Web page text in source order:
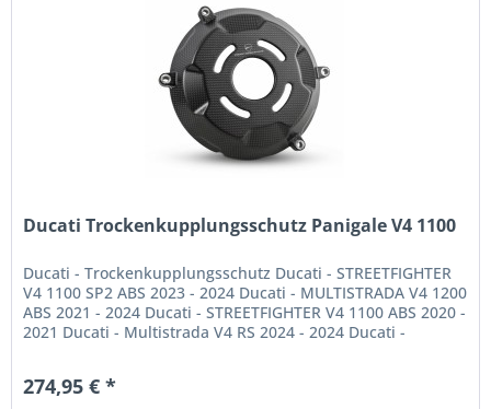
Ducati Trockenkupplungsschutz Panigale V4 1100
Ducati - Trockenkupplungsschutz Ducati - STREETFIGHTER
V4 1100 SP2 ABS 2023 - 2024 Ducati - MULTISTRADA V4 1200
ABS 2021 - 2024 Ducati - STREETFIGHTER V4 1100 ABS 2020 -
2021 Ducati - Multistrada V4 RS 2024 - 2024 Ducati -
274,95 € *